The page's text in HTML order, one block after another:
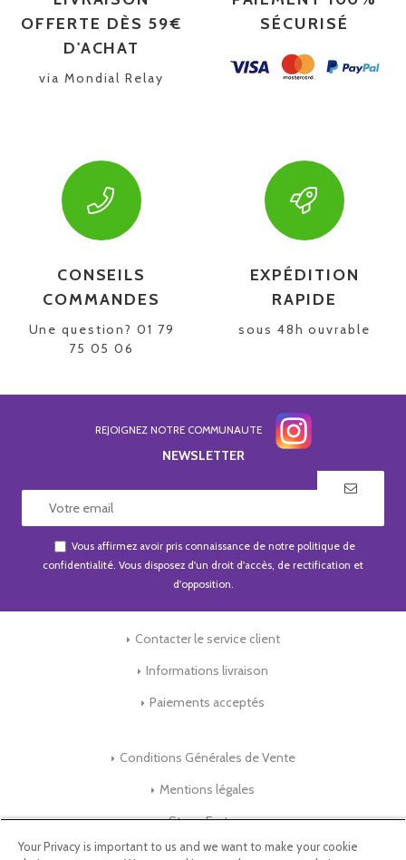
OFFERTE DÈS 59€
D'ACHAT
via Mondial Relay
SÉCURISÉ
CONSEILS
COMMANDES
Une question? 01 79
75 05 06
EXPÉDITION
RAPIDE
sous 48h ouvrable
REJOIGNEZ NOTRE COMMUNAUTE
NEWSLETTER
Vous affirmez avoir pris connaissance de notre politique de
confidentialité . Vous disposez d'un droit d'accès, de rectification et
d'opposition.
Contacter le service client
Informations livraison
Paiements acceptés
Conditions Générales de Vente
Mentions légales
Store-Factory
Your Privacy is important to us and we want to make your cookie